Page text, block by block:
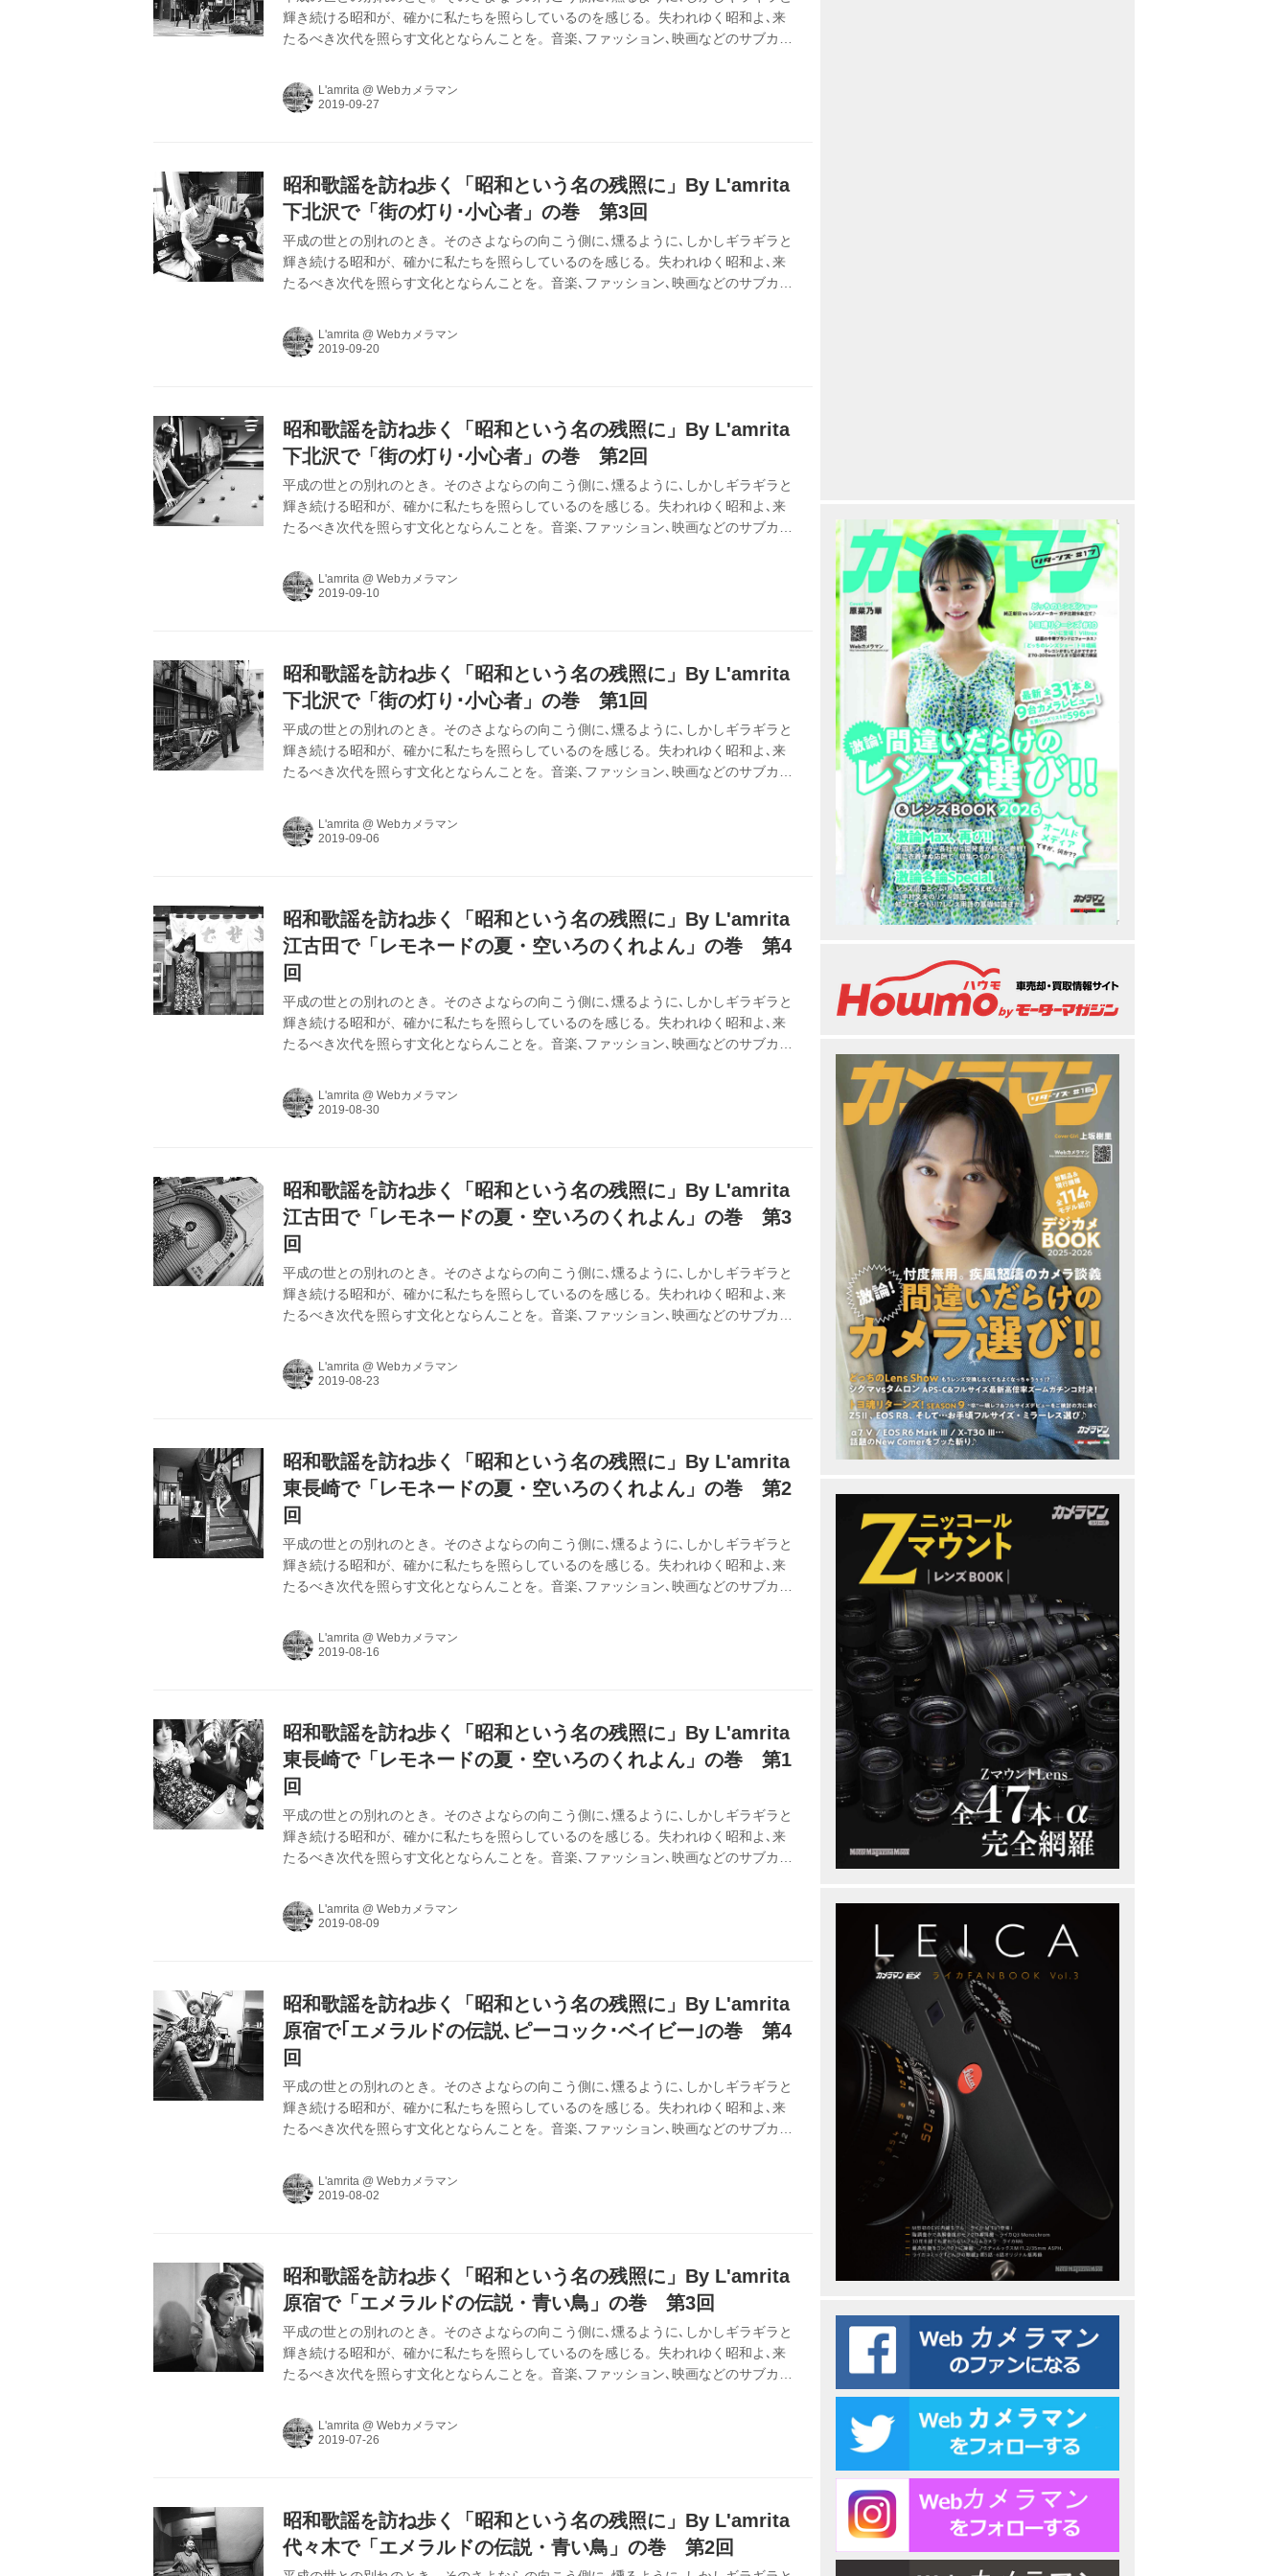
輝き続ける昭和が、確かに私たちを照らしているのを感じる。失われゆく昭和よ､来
たるべき次代を照らす文化とならんことを。音楽､ファッション､映画などのサブカル
L’amritaが､昭和歌謡の世界を､令和を迎えた日本を舞台に繰り広げます｡
L'amrita @ Webカメラマン
昭和歌謡を訪ね歩く「昭和という名の残照に」By L'amrita
下北沢で「街の灯り･小心者」の巻 第3回
平成の世との別れのとき。そのさよならの向こう側に､燻るように､しかしギラギラと
輝き続ける昭和が、確かに私たちを照らしているのを感じる。失われゆく昭和よ､来
たるべき次代を照らす文化とならんことを。音楽､ファッション､映画などのサブカル
L’amritaが､昭和歌謡の世界を､令和を迎えた日本を舞台に繰り広げます｡
L'amrita @ Webカメラマン
昭和歌謡を訪ね歩く「昭和という名の残照に」By L'amrita
下北沢で「街の灯り･小心者」の巻 第2回
平成の世との別れのとき。そのさよならの向こう側に､燻るように､しかしギラギラと
輝き続ける昭和が、確かに私たちを照らしているのを感じる。失われゆく昭和よ､来
たるべき次代を照らす文化とならんことを。音楽､ファッション､映画などのサブカル
L’amritaが､昭和歌謡の世界を､令和を迎えた日本を舞台に繰り広げます｡
L'amrita @ Webカメラマン
昭和歌謡を訪ね歩く「昭和という名の残照に」By L'amrita
下北沢で「街の灯り･小心者」の巻 第1回
平成の世との別れのとき。そのさよならの向こう側に､燻るように､しかしギラギラと
輝き続ける昭和が、確かに私たちを照らしているのを感じる。失われゆく昭和よ､来
たるべき次代を照らす文化とならんことを。音楽､ファッション､映画などのサブカル
L’amritaが､昭和歌謡の世界を､令和を迎えた日本を舞台に繰り広げます。
L'amrita @ Webカメラマン
昭和歌謡を訪ね歩く「昭和という名の残照に」By L'amrita
江古田で「レモネードの夏・空いろのくれよん」の巻 第4
回
平成の世との別れのとき。そのさよならの向こう側に､燻るように､しかしギラギラと
輝き続ける昭和が、確かに私たちを照らしているのを感じる。失われゆく昭和よ､来
たるべき次代を照らす文化とならんことを。音楽､ファッション､映画などのサブカル
L’amritaが､昭和歌謡の世界を､令和を迎えた日本を舞台に繰り広げます。
L'amrita @ Webカメラマン
昭和歌謡を訪ね歩く「昭和という名の残照に」By L'amrita
江古田で「レモネードの夏・空いろのくれよん」の巻 第3
回
平成の世との別れのとき。そのさよならの向こう側に､燻るように､しかしギラギラと
輝き続ける昭和が、確かに私たちを照らしているのを感じる。失われゆく昭和よ､来
たるべき次代を照らす文化とならんことを。音楽､ファッション､映画などのサブカル
L’amritaが､昭和歌謡の世界を､令和を迎えた日本を舞台に繰り広げます。
L'amrita @ Webカメラマン
昭和歌謡を訪ね歩く「昭和という名の残照に」By L'amrita
東長崎で「レモネードの夏・空いろのくれよん」の巻 第2
回
平成の世との別れのとき。そのさよならの向こう側に､燻るように､しかしギラギラと
輝き続ける昭和が、確かに私たちを照らしているのを感じる。失われゆく昭和よ､来
たるべき次代を照らす文化とならんことを。音楽､ファッション､映画などのサブカル
L’amritaが､昭和歌謡の世界を､令和を迎えた日本を舞台に繰り広げます。
L'amrita @ Webカメラマン
昭和歌謡を訪ね歩く「昭和という名の残照に」By L'amrita
東長崎で「レモネードの夏・空いろのくれよん」の巻 第1
回
平成の世との別れのとき。そのさよならの向こう側に､燻るように､しかしギラギラと
輝き続ける昭和が、確かに私たちを照らしているのを感じる。失われゆく昭和よ､来
たるべき次代を照らす文化とならんことを。音楽､ファッション､映画などのサブカル
L’amritaが､昭和歌謡の世界を､令和を迎えた日本を舞台に繰り広げます。
L'amrita @ Webカメラマン
昭和歌謡を訪ね歩く「昭和という名の残照に」By L'amrita
原宿で｢エメラルドの伝説､ピーコック･ベイビー｣の巻 第4
回
平成の世との別れのとき。そのさよならの向こう側に､燻るように､しかしギラギラと
輝き続ける昭和が、確かに私たちを照らしているのを感じる。失われゆく昭和よ､来
たるべき次代を照らす文化とならんことを。音楽､ファッション､映画などのサブカル
L’amritaが､昭和歌謡の世界を､令和を迎えた日本を舞台に繰り広げます。
L'amrita @ Webカメラマン
昭和歌謡を訪ね歩く「昭和という名の残照に」By L'amrita
原宿で「エメラルドの伝説・青い鳥」の巻 第3回
平成の世との別れのとき。そのさよならの向こう側に､燻るように､しかしギラギラと
輝き続ける昭和が、確かに私たちを照らしているのを感じる。失われゆく昭和よ､来
たるべき次代を照らす文化とならんことを。音楽､ファッション､映画などのサブカル
L’amritaが､昭和歌謡の世界を､令和を迎えた日本を舞台に繰り広げます。
L'amrita @ Webカメラマン
昭和歌謡を訪ね歩く「昭和という名の残照に」By L'amrita
代々木で「エメラルドの伝説・青い鳥」の巻 第2回